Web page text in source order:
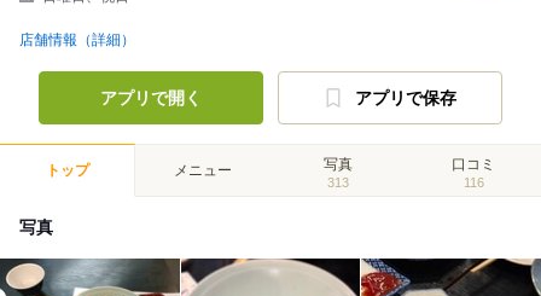
店舗情報（詳細）
アプリで開く アプリで保存
トップ メニュー 写真
313
口コミ
116
写真